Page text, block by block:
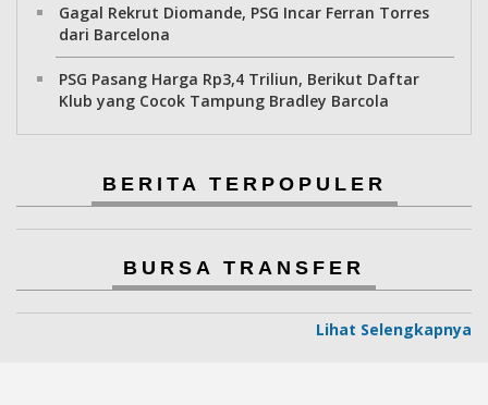
Gagal Rekrut Diomande, PSG Incar Ferran Torres
dari Barcelona
PSG Pasang Harga Rp3,4 Triliun, Berikut Daftar
Klub yang Cocok Tampung Bradley Barcola
BERITA TERPOPULER
BURSA TRANSFER
Lihat Selengkapnya